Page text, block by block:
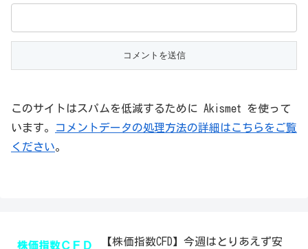
このサイトはスパムを低減するために Akismet を使って
います。
コメントデータの処理方法の詳細はこちらをご覧
ください。
【株価指数CFD】今週はとりあえず安